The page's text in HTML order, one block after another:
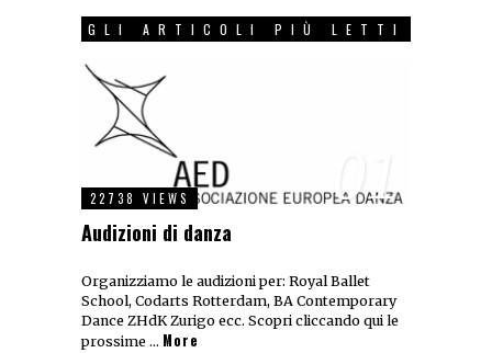
GLI ARTICOLI PIÙ LETTI
01
22738 VIEWS
Audizioni di danza
Organizziamo le audizioni per: Royal Ballet
School, Codarts Rotterdam, BA Contemporary
Dance ZHdK Zurigo ecc. Scopri cliccando qui le
prossime … More